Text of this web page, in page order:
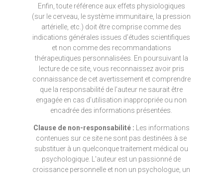
Enfin, toute référence aux effets physiologiques
(sur le cerveau, le système immunitaire, la pression
artérielle, etc.) doit être comprise comme des
indications générales issues d’études scientifiques
et non comme des recommandations
thérapeutiques personnalisées. En poursuivant la
lecture de ce site, vous reconnaissez avoir pris
connaissance de cet avertissement et comprendre
que la responsabilité de l’auteur ne saurait être
engagée en cas d’utilisation inappropriée ou non
encadrée des informations présentées.
Clause de non-responsabilité : Les informations
contenues sur ce site ne sont pas destinées à se
substituer à un quelconque traitement médical ou
psychologique. L'auteur est un passionné de
croissance personnelle et non un psychologue, un